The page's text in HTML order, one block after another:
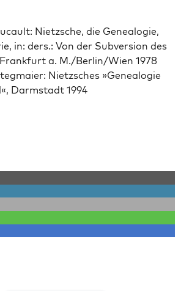
Niet­zsche, die Genealo­gie,
in: ders.: Von der Sub­ver­sion des
a. M./Berlin/Wien 1978
Niet­zsches »Genealo­gie
Darm­stadt 1994